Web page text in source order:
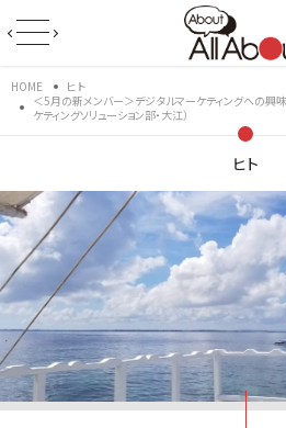
HOME
ヒト
＜5月の新メンバー＞デジタルマーケティングへの興味
ケティングソリューション部・大江）
ヒト